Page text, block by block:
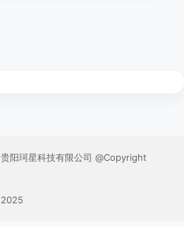
贵阳珂星科技有限公司 @Copyright
2025